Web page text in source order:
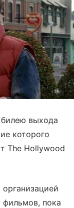
выхода
которого
The Hollywood
фильмов, пока